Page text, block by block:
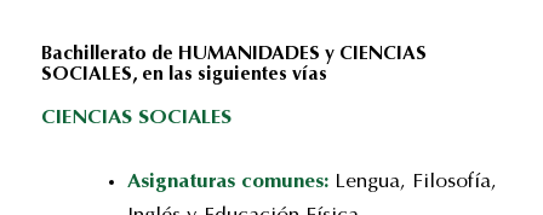
Bachillerato de HUMANIDADES y CIENCIAS
SOCIALES, en las siguientes vías
CIENCIAS SOCIALES
Asignaturas comunes:Lengua, Filosofía,